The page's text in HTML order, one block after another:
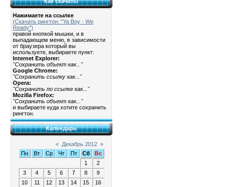
Нажимаете на ссылке
(Скачать рингтон: "Ya Boy - We
Ready")
правой кнопкой мышки, и в
выпадающем меню, в зависимости
от браузера который вы
используете, выбираете пункт:
Internet Explorer:
"Сохранить объект как..."
Google Chrome:
"Сохранить ссылку как..."
Opera:
"Сохранить по ссылке как..."
Mozilla Firefox:
"Сохранить объект как..."
и выбираете куда хотите сохранить
рингтон.
Календарь
« Декабрь 2012 »
Пн
Вт Ср Чт Пт Сб
Вс
1
2
3
4 5 6 7 8
9
10
11 12 13 14 15
16